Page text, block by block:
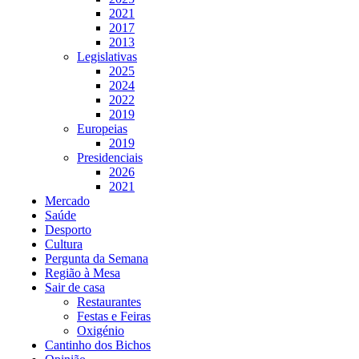
2021
2017
2013
Legislativas
2025
2024
2022
2019
Europeias
2019
Presidenciais
2026
2021
Mercado
Saúde
Desporto
Cultura
Pergunta da Semana
Região à Mesa
Sair de casa
Restaurantes
Festas e Feiras
Oxigénio
Cantinho dos Bichos